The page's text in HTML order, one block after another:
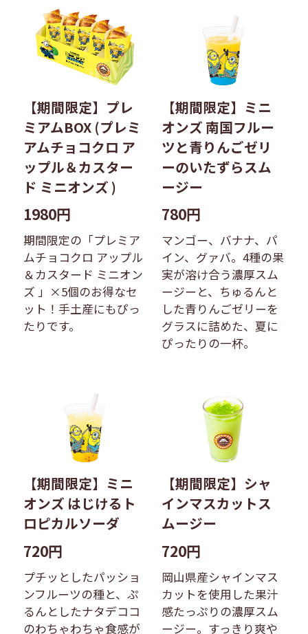
【期間限定】プレ
ミアムBOX (プレミ
アムチョコクロ ア
ップル＆カスター
ド ミニオンズ )
1980円
期間限定の「プレミア
ムチョコクロ アップル
＆カスタード ミニオン
ズ 」×5個のお得なセ
ット！手土産にもぴっ
たりです。
【期間限定】ミニ
オンズ 南国フルー
ツと青りんごゼリ
ーのいたずらスム
ージー
780円
マンゴー、バナナ、パ
イン、グァバ。4種の果
実が溶け合う濃厚スム
ージーと、ちゅるんと
した青りんごゼリーを
グラスに詰めた、夏に
ぴったりの一杯。
【期間限定】ミニ
オンズ はじけるト
ロピカルソーダ
720円
プチッとしたパッショ
ンフルーツの種と、ぷ
るんとしたナタデココ
のわちゃわちゃ食感が
【期間限定】シャ
インマスカットス
ムージー
720円
岡山県産シャインマス
カットを使用した果汁
感たっぷりの濃厚スム
ージー。すっきり爽や